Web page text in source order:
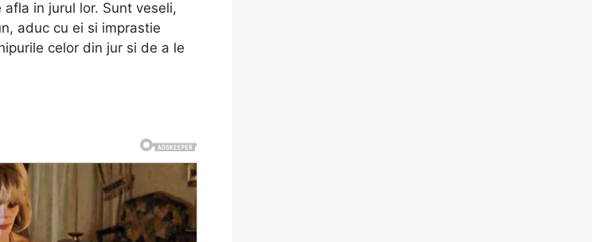
in jurul lor. Sunt veseli,
aduc cu ei si imprastie
celor din jur si de a le